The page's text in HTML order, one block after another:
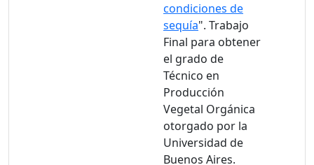
condiciones de
sequía". Trabajo
Final para obtener
el grado de
Técnico en
Producción
Vegetal Orgánica
otorgado por la
Universidad de
Buenos Aires.